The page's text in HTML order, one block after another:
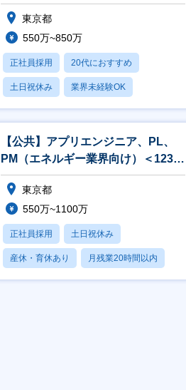
東京都
550万~850万
正社員採用 20代におすすめ
土日祝休み 業界未経験OK
産休・育休あり
【公共】アプリエンジニア、PL、
PM（エネルギー業界向け）＜1238
＞
東京都
550万~1100万
正社員採用 土日祝休み
産休・育休あり 月残業20時間以内
賞与あり